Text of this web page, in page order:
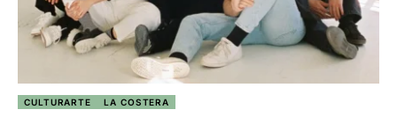
CULTURARTE LA COSTERA